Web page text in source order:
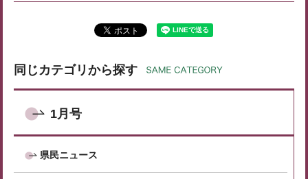
同じカテゴリから探す
1月号
県民ニュース